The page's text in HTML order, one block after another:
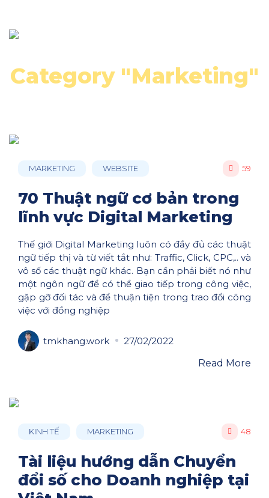
Category "Marketing"
MARKETING WEBSITE 59
70 Thuật ngữ cơ bản trong
lĩnh vực Digital Marketing
Thế giới Digital Marketing luôn có đầy đủ các thuật
ngữ tiếp thị và từ viết tắt như: Traffic, Click, CPC,.. và
vô số các thuật ngữ khác. Bạn cần phải biết nó như
một ngôn ngữ để có thể giao tiếp trong công việc,
gặp gỡ đối tác và để thuận tiện trong trao đổi công
việc với đồng nghiệp
tmkhang.work
27/02/2022
Read More
KINH TẾ MARKETING 48
Tài liệu hướng dẫn Chuyển
đổi số cho Doanh nghiệp tại